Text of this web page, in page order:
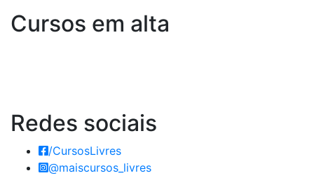
Cursos em alta
Redes sociais
/CursosLivres
@maiscursos_livres